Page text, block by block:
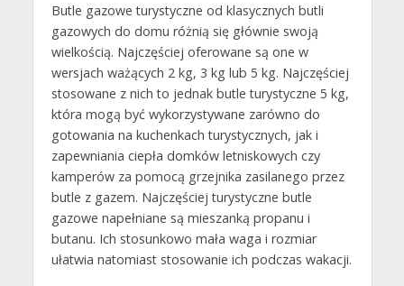
Butle gazowe turystyczne od klasycznych butli
gazowych do domu różnią się głównie swoją
wielkością. Najczęściej oferowane są one w
wersjach ważących 2 kg, 3 kg lub 5 kg. Najczęściej
stosowane z nich to jednak butle turystyczne 5 kg,
która mogą być wykorzystywane zarówno do
gotowania na kuchenkach turystycznych, jak i
zapewniania ciepła domków letniskowych czy
kamperów za pomocą grzejnika zasilanego przez
butle z gazem. Najczęściej turystyczne butle
gazowe napełniane są mieszanką propanu i
butanu. Ich stosunkowo mała waga i rozmiar
ułatwia natomiast stosowanie ich podczas wakacji.